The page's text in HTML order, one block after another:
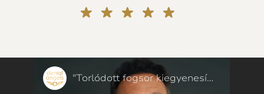
"Torlódott fogsor kiegyenesítése 50 évesen, néhány hónap alatt – páciensünk mondta"